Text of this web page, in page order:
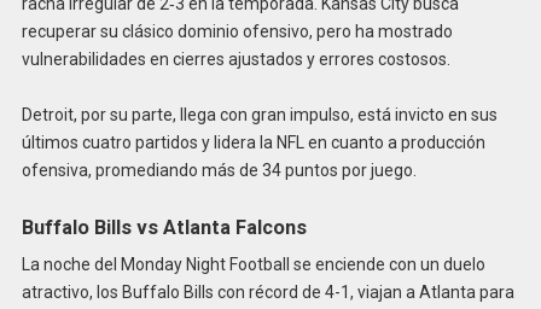
recuperar su clásico dominio ofensivo, pero ha mostrado
vulnerabilidades en cierres ajustados y errores costosos.
Detroit, por su parte, llega con gran impulso, está invicto en sus
últimos cuatro partidos y lidera la NFL en cuanto a producción
ofensiva, promediando más de 34 puntos por juego.
Buffalo Bills vs Atlanta Falcons
La noche del Monday Night Football se enciende con un duelo
atractivo, los Buffalo Bills con récord de 4-1, viajan a Atlanta para